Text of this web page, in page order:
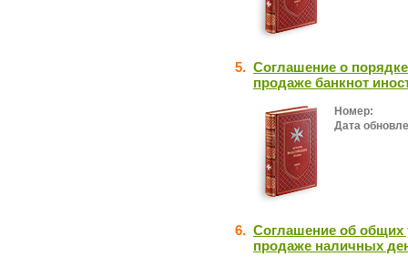
5. Соглашение о
продаже банкнот
Номер:
Дата
6. Соглашение об общих
продаже наличных